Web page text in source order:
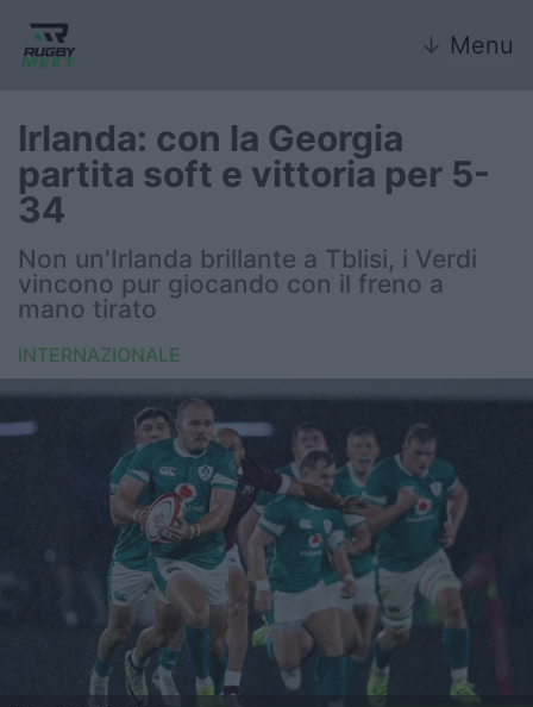
↓ Menu
Nazionale
Nazionali giovanili
Rugby Sevens
FIR
Internazionale
6 Nazioni
United Rugby Championship
Premiership
Champions Cup
Irlanda: con la Georgia
partita soft e vittoria per 5-
34
Non un'Irlanda brillante a Tblisi, i Verdi
vincono pur giocando con il freno a
mano tirato
INTERNAZIONALE